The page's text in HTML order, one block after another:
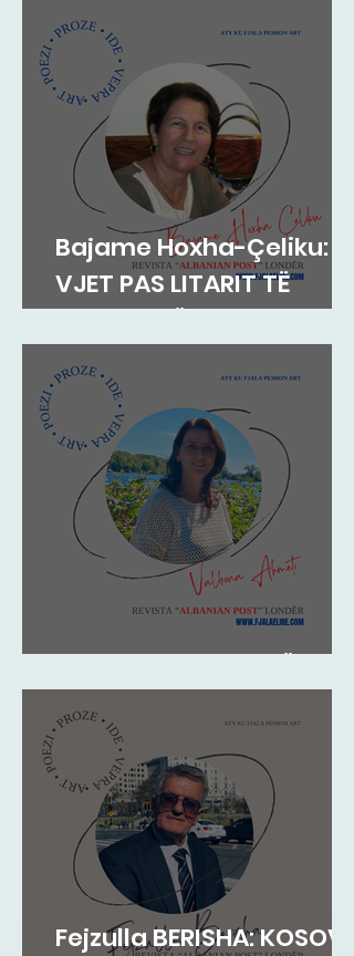
Bajame Hoxha-Çeliku: 38
VJET PAS LITARIT TË
HAVZI NELËS
Valbona Ahmeti: PËR TY
Fejzulla BERISHA: KOSOVA